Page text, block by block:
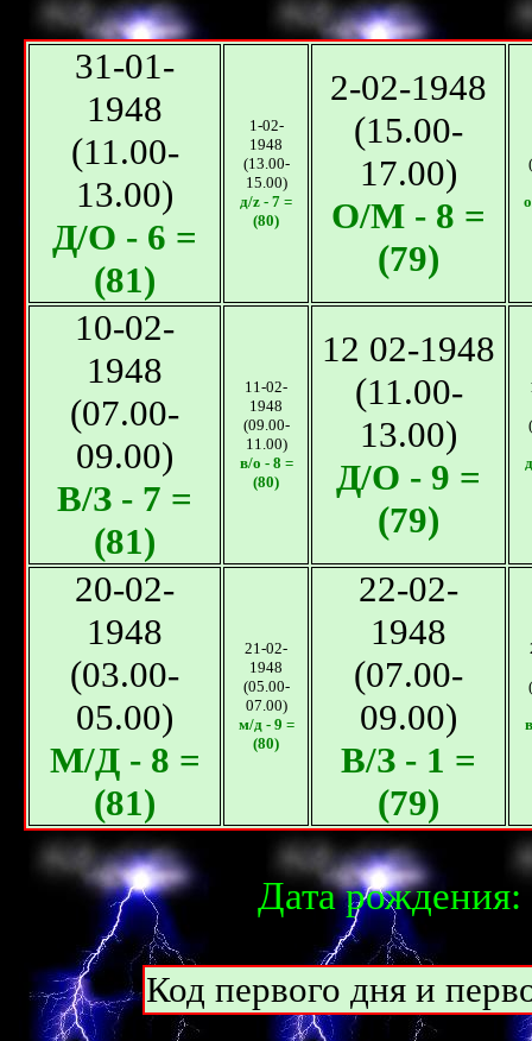
31-01-
1948
(11.00-
13.00)
Д/О - 6 =
(81)
1-02-
1948
(13.00-
15.00)
д/z - 7 =
(80)
2-02-1948
(15.00-
17.00)
О/M - 8 =
(79)
10-02-
1948
(07.00-
09.00)
В/З - 7 =
(81)
11-02-
1948
(09.00-
11.00)
в/o - 8 =
(80)
12 02-1948
(11.00-
13.00)
Д/O - 9 =
(79)
20-02-
1948
(03.00-
05.00)
М/Д - 8 =
(81)
21-02-
1948
(05.00-
07.00)
м/д - 9 =
(80)
22-02-
1948
(07.00-
09.00)
В/З - 1 =
(79)
Дата
Код первого дня и